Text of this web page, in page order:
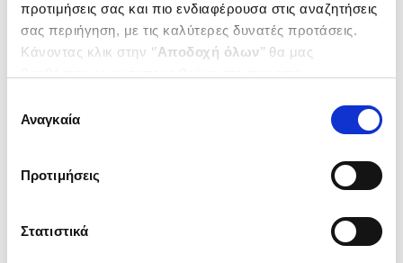
προτιμήσεις σας και πιο ενδιαφέρουσα στις αναζητήσεις
σας περιήγηση, με τις καλύτερες δυνατές προτάσεις.
Κάνοντας κλικ στην ‘’Αποδοχή όλων’’ θα μας
ενδιαφέρουν και να επιλέξετε από τα παρακάτω με την
΄΄και να ενημερωθείτε σχετικά με
συγκατάθεσης
Αναγκαία
Προτιμήσεις
Στατιστικά